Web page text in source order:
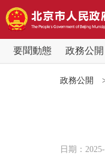
要聞動態 政務公開
政務公開
日期：